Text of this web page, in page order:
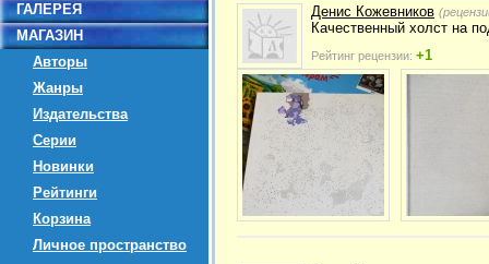
ГАЛЕРЕЯ
МАГАЗИН
Авторы
Жанры
Издательства
Серии
Новинки
Рейтинги
Корзина
Личное пространство
Денис Кожевников
Качественный холст на
Рейтинг рецензии: +1